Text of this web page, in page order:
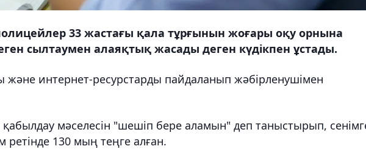
33 жастағы қала тұрғынын жоғары оқу орнына
сылтаумен алаяқтық жасады деген күдікпен ұстады.
және интернет-ресурстарды пайдаланып жәбірленушімен
мәселесін "шешіп бере аламын" деп таныстырып,
ретінде 130 мың теңге алған.